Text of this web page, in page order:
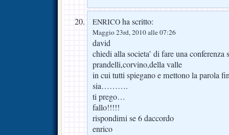
ENRICO ha scritto:
Maggio 23rd, 2010 alle 07:26
david
chiedi alla societa’ di fare una conferenza
prandelli,corvino,della valle
in cui tutti spiegano e mettono la parola
sia……….
ti prego…
fallo!!!!!
rispondimi se 6 daccordo
enrico